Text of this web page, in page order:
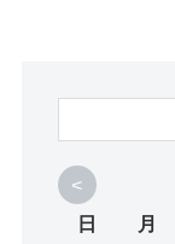
<
日
月